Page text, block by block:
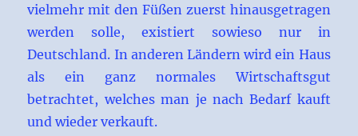
vielmehr mit den Füßen zuerst hinausgetragen
werden solle, existiert sowieso nur in
Deutschland. In anderen Ländern wird ein Haus
als ein ganz normales Wirtschaftsgut
betrachtet, welches man je nach Bedarf kauft
und wieder verkauft.